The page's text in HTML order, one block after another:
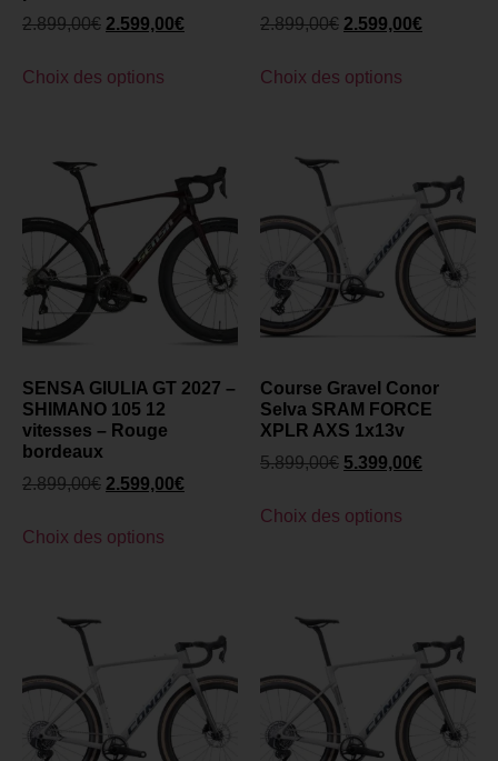
2.899,00€ 2.599,00€
Choix des options
2.899,00€ 2.599,00€
Choix des options
SENSA GIULIA GT 2027 –
SHIMANO 105 12
vitesses – Rouge
bordeaux
2.899,00€ 2.599,00€
Choix des options
Course Gravel Conor
Selva SRAM FORCE
XPLR AXS 1x13v
5.899,00€ 5.399,00€
Choix des options